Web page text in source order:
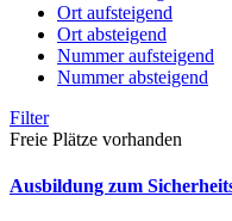
Ort aufsteigend
Ort absteigend
Nummer aufsteigend
Nummer absteigend
Filter
Freie Plätze vorhanden
Ausbildung zum